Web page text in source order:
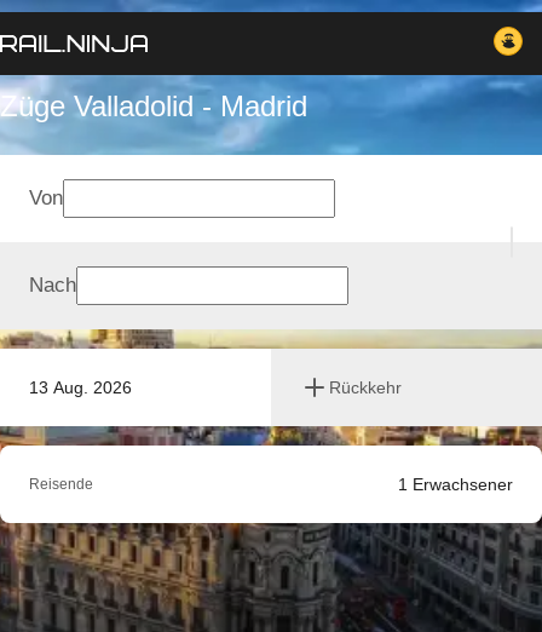
Züge Valladolid - Madrid
13 Aug. 2026 Rückkehr
Von
Nach
Reisende 1 Erwachsener